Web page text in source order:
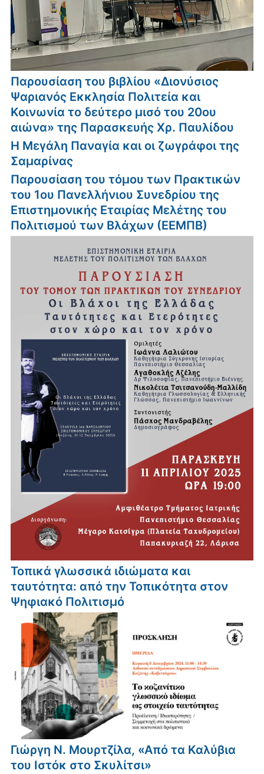
Παρουσίαση του βιβλίου «Διονύσιος
Ψαριανός Εκκλησία Πολιτεία και
Κοινωνία το δεύτερο μισό του 20ου
αιώνα» της Παρασκευής Χρ. Παυλίδου
Η Μεγάλη Παναγία και οι ζωγράφοι της
Σαμαρίνας
Παρουσίαση του τόμου των Πρακτικών
του 1ου Πανελλήνιου Συνεδρίου της
Επιστημονικής Εταιρίας Μελέτης του
Πολιτισμού των Βλάχων (ΕΕΜΠΒ)
Τοπικά γλωσσικά ιδιώματα και
ταυτότητα: από την Τοπικότητα στον
Ψηφιακό Πολιτισμό
Γιώργη Ν. Μουρτζίλα, «Από τα Καλύβια
του Ιστόκ στο Σκυλίτσι»